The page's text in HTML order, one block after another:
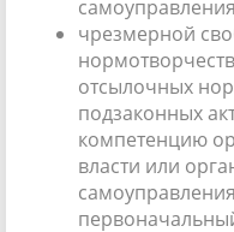
чрезмерной
отсылочных
подзаконных
компетенцию
власти или